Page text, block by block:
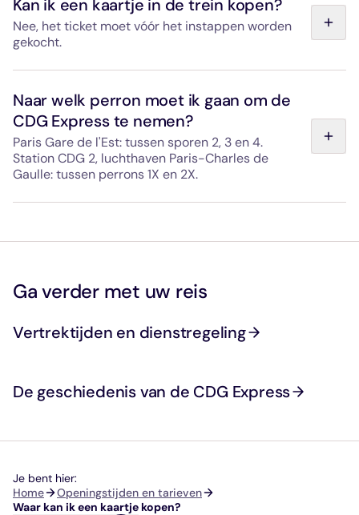
binnen 90 dagen na het valideren van de heenreis
worden gemaakt, in de tegenovergestelde richting.
Kan ik een kaartje in de trein kopen?
Nee, het ticket moet vóór het instappen worden
gekocht.
Zorg ervoor dat u een geldig kaartje bij u heeft voordat u
zich bij de toegangspoortjes op het station meldt.
Naar welk perron moet ik gaan om de
CDG Express te nemen?
Paris Gare de l'Est: tussen sporen 2, 3 en 4.
Station CDG 2, luchthaven Paris-Charles de
Gaulle: tussen perrons 1X en 2X.
bewegwijzering en herkenbare, speciaal daarvoor
Ga verder met uw reis
Vertrektijden en dienstregeling
De geschiedenis van de CDG Express
Je bent hier:
Kruimelpad
Home
Openingstijden en tarieven
Waar kan ik een kaartje kopen?